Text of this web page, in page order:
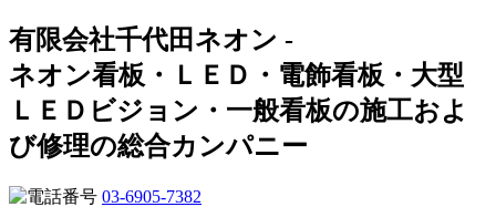
有限会社千代田ネオン -
ネオン看板・ＬＥＤ・電飾看板・大型
ＬＥＤビジョン・一般看板の施工およ
び修理の総合カンパニー
03-6905-7382